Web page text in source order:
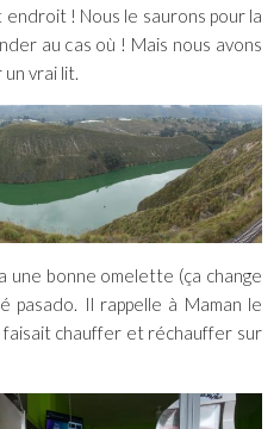
! Nous le saurons pour la
au cas où ! Mais nous avons
vrai lit.
une bonne omelette (ça change
Il rappelle à Maman le
faisait chauffer et réchauffer sur